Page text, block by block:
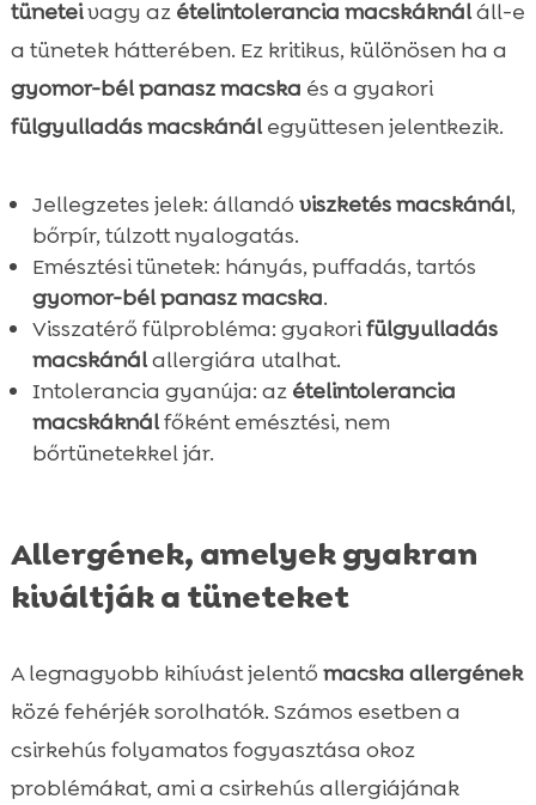
tüneteivagy az ételintolerancia macskáknáláll-e
a tünetek hátterében. Ez kritikus, különösen ha a
gyomor-bél panasz macska és a gyakori
fülgyulladás macskánálegyüttesen jelentkezik.
Jellegzetes jelek: állandó viszketés macskánál,
bőrpír, túlzott nyalogatás.
Emésztési tünetek: hányás, puffadás, tartós
gyomor-bél panasz macska.
Visszatérő fülprobléma: gyakorifülgyulladás
macskánálallergiára utalhat.
Intolerancia gyanúja: az ételintolerancia
macskáknálfőként emésztési, nem
bőrtünetekkel jár.
Allergének, amelyek gyakran
kiváltják a tüneteket
A legnagyobb kihívást jelentő macska allergének
közé fehérjék sorolhatók. Számos esetben a
csirkehús folyamatos fogyasztása okoz
problémákat, ami a csirkehús allergiájának